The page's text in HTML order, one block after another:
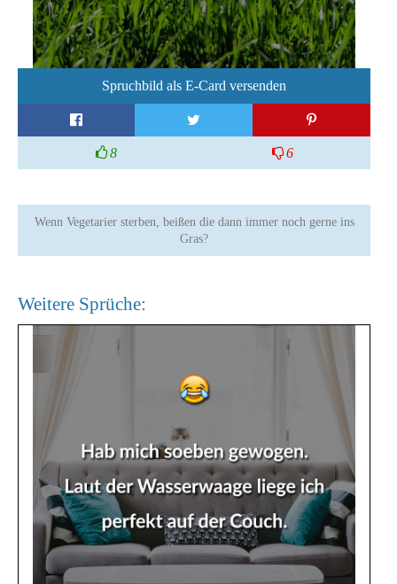
Spruchbild als E-Card versenden
8 6
Wenn Vegetarier sterben, beißen die dann immer noch gerne ins
Gras?
Weitere Sprüche: